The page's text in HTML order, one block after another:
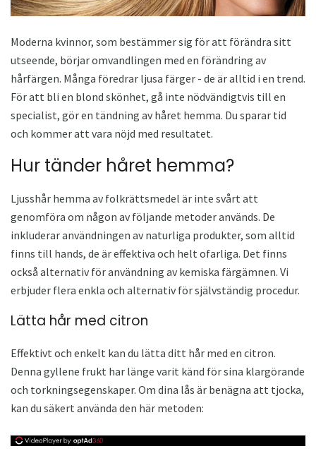
Moderna kvinnor, som bestämmer sig för att förändra sitt
utseende, börjar omvandlingen med en förändring av
hårfärgen. Många föredrar ljusa färger - de är alltid i en trend.
För att bli en blond skönhet, gå inte nödvändigtvis till en
specialist, gör en tändning av håret hemma. Du sparar tid
och kommer att vara nöjd med resultatet.
Hur tänder håret hemma?
Ljusshår hemma av folkrättsmedel är inte svårt att
genomföra om någon av följande metoder används. De
inkluderar användningen av naturliga produkter, som alltid
finns till hands, de är effektiva och helt ofarliga. Det finns
också alternativ för användning av kemiska färgämnen. Vi
erbjuder flera enkla och alternativ för självständig procedur.
Lätta hår med citron
Effektivt och enkelt kan du lätta ditt hår med en citron.
Denna gyllene frukt har länge varit känd för sina klargörande
och torkningsegenskaper. Om dina lås är benägna att tjocka,
kan du säkert använda den här metoden: